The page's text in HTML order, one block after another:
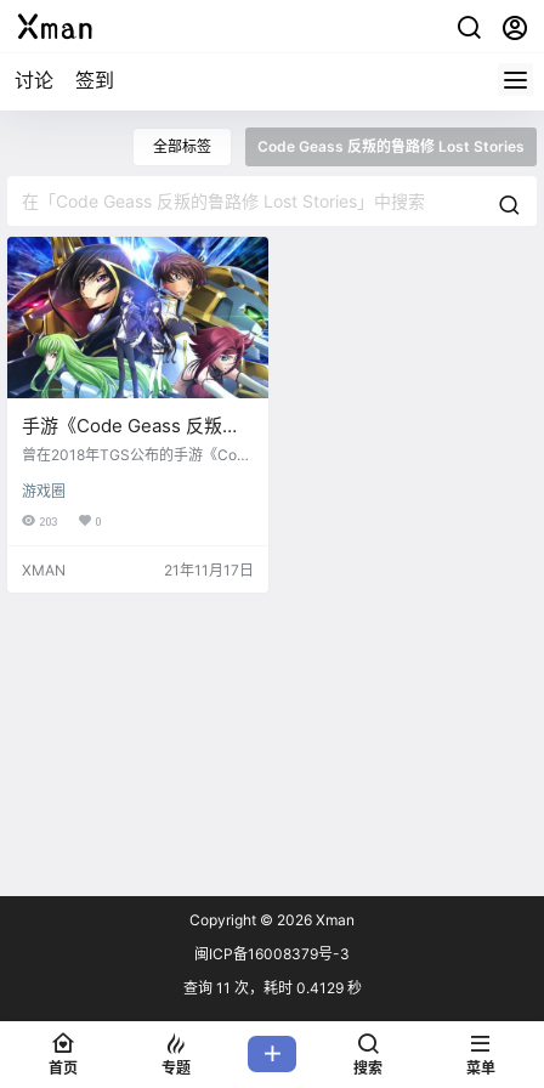
讨论 签到
全部标签 Code Geass 反叛的鲁路修 Lost Stories
手游《Code Geass 反叛的
鲁路修 Lost Stories》正式
曾在2018年TGS公布的手游《Code
沉寂多年后正式宣布复活，并将于2
022年春季上线。（后续情报12月5
游戏圈
203 0
XMAN 21年11月17日
Copyright © 2026 Xman
闽ICP备16008379号-3
查询 11 次，耗时 0.4129 秒
首页 专题 搜索 菜单